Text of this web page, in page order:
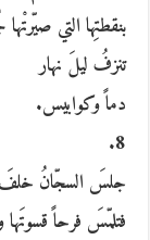
بنقطتِها التي
تنزفُ ليلَ نهار
دماً وكوابيس.
8.
جلسَ السجّانُ خلفَ
فتلمّسَ فرحاً قسوتَها